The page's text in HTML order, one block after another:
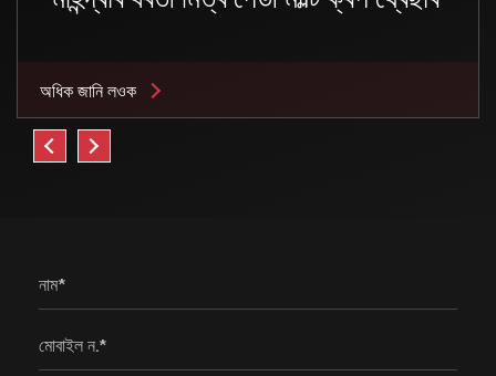
অধিক জানি লওক
নাম*
মোবাইল ন.*